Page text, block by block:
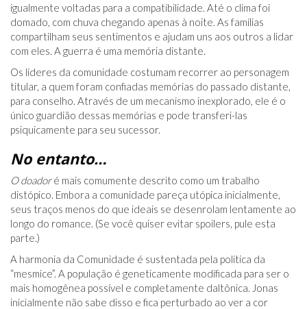
igualmente voltadas para a compatibilidade. Até o clima foi
domado, com chuva chegando apenas à noite. As famílias
compartilham seus sentimentos e ajudam uns aos outros a lidar
com eles. A guerra é uma memória distante.
Os líderes da comunidade costumam recorrer ao personagem
titular, a quem foram confiadas memórias do passado distante,
para conselho. Através de um mecanismo inexplorado, ele é o
único guardião dessas memórias e pode transferi-las
psiquicamente para seu sucessor.
No entanto…
O doadoré mais comumente descrito como um trabalho
distópico. Embora a comunidade pareça utópica inicialmente,
seus traços menos do que ideais se desenrolam lentamente ao
longo do romance. (Se você quiser evitar spoilers, pule esta
parte.)
A harmonia da Comunidade é sustentada pela política da
“mesmice”. A população é geneticamente modificada para ser o
mais homogênea possível e completamente daltônica. Jonas
inicialmente não sabe disso e fica perturbado ao ver a cor